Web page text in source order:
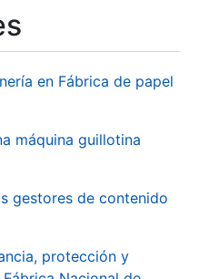
en Fábrica de papel
máquina guillotina
gestores de contenido
protección y